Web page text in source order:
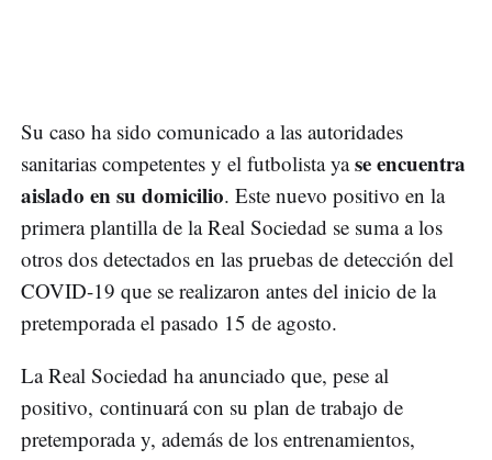
Su caso ha sido comunicado a las autoridades
sanitarias competentes y el futbolista yase encuentra
aislado en su domicilio. Este nuevo positivo en la
primera plantilla de la Real Sociedad se suma a los
otros dos detectados en las pruebas de detección del
COVID-19 que se realizaron antes del inicio de la
pretemporada el pasado 15 de agosto.
La Real Sociedad ha anunciado que, pese al
positivo, continuará con su plan de trabajo de
pretemporada y, además de los entrenamientos,